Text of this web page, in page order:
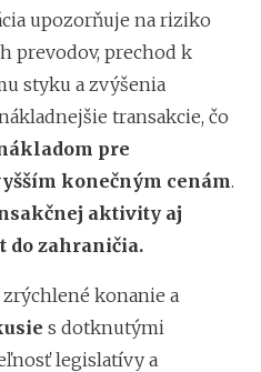
upozorňuje na riziko
prevodov, prechod k
styku a zvýšenia
transakcie, čo
pre
konečným cenám.
aktivity aj
zahraničia.
konanie a
s dotknutými
legislatívy a